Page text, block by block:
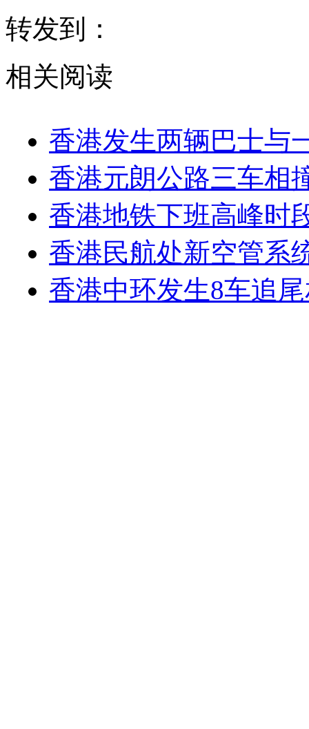
转发到：
相关阅读
香港发生两辆巴士与
香港元朗公路三车相
香港地铁下班高峰时
香港民航处新空管系
香港中环发生8车追